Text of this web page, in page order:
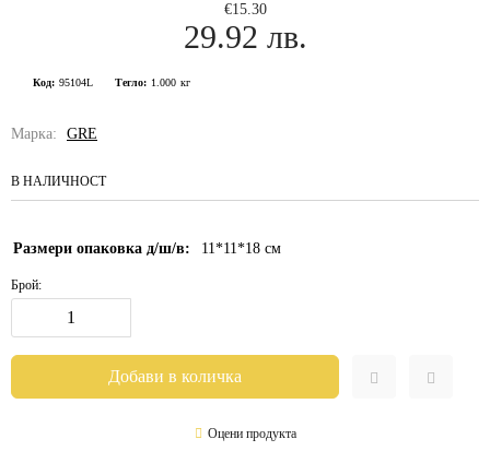
€15.30
29.92 лв.
Код: 95104L Тегло: 1.000 кг
Марка: GRE
В НАЛИЧНОСТ
Размери опаковка д/ш/в: 11*11*18 см
Брой:
Оцени продукта